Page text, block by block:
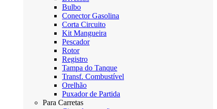
Bulbo
Conector Gasolina
Corta Circuito
Kit Mangueira
Pescador
Rotor
Registro
Tampa do Tanque
Transf. Combustível
Orelhão
Puxador de Partida
Para Carretas